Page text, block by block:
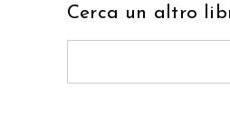
Cerca un altro